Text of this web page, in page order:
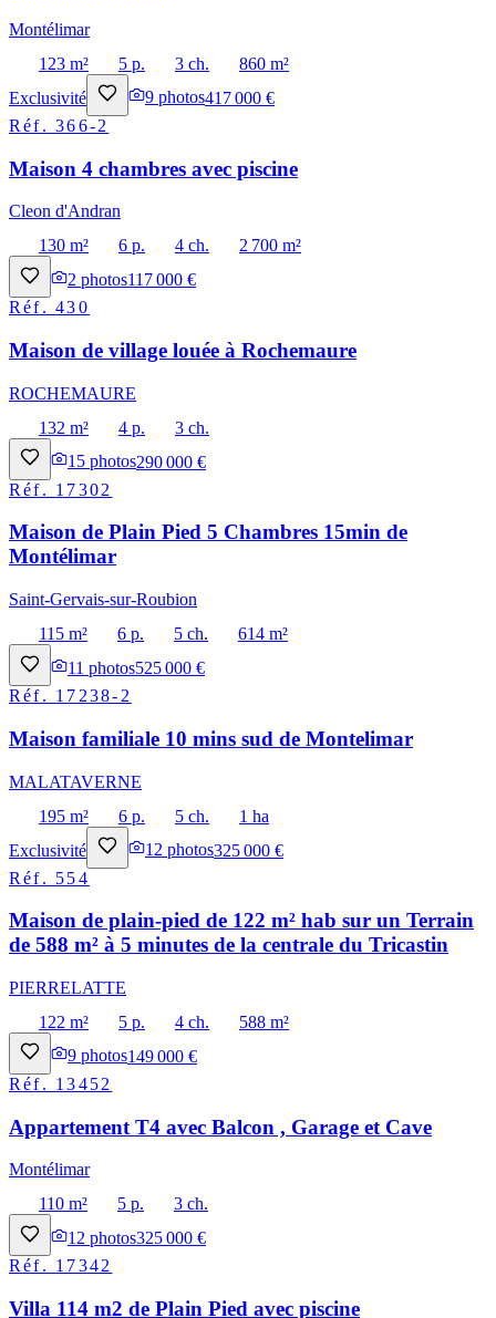
Montélimar
123 m²
5 p. 3 ch.
860 m²
Exclusivité
9 photos417 000 €
Réf.366-2
Maison 4 chambres avec piscine
Cleon d'Andran
130 m²
6 p. 4 ch.
2 700 m²
2 photos117 000 €
Réf.430
Maison de village louée à Rochemaure
ROCHEMAURE
132 m²
4 p.
3 ch.
15 photos290 000 €
Réf. 17302
Maison de Plain Pied 5 Chambres 15min de
Montélimar
Saint-Gervais-sur-Roubion
115 m²
6 p. 5 ch.
614 m²
11 photos525 000 €
Réf. 17238-2
Maison familiale 10 mins sud de Montelimar
MALATAVERNE
195 m²
6 p. 5 ch.
1 ha
Exclusivité
12 photos325 000 €
Réf. 554
Maison de plain-pied de 122 m² hab sur un Terrain
de 588 m² à 5 minutes de la centrale du Tricastin
PIERRELATTE
122 m²
5 p. 4 ch.
588 m²
9 photos149 000 €
Réf. 13452
Appartement T4 avec Balcon , Garage et Cave
Montélimar
110 m²
5 p.
3 ch.
12 photos325 000 €
Réf. 17342
Villa 114 m2 de Plain Pied avec piscine